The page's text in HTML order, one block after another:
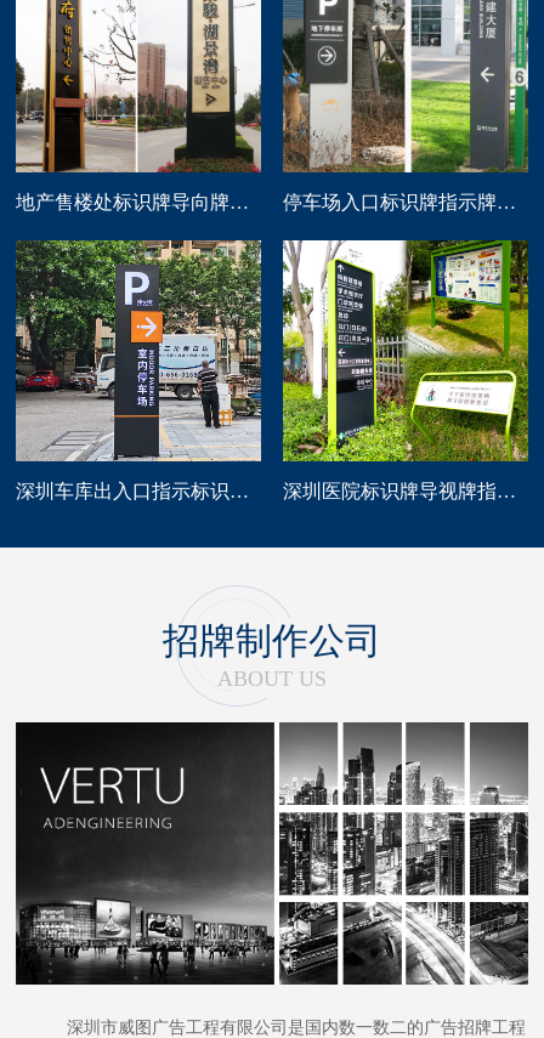
地产售楼处标识牌导向牌精神堡垒制作 停车场入口标识牌指示牌导向牌定做
深圳车库出入口指示标识牌制作 深圳医院标识牌导视牌指示路牌设计制作
招牌制作公司
ABOUT US
深圳市威图广告工程有限公司是国内数一数二的广告招牌工程